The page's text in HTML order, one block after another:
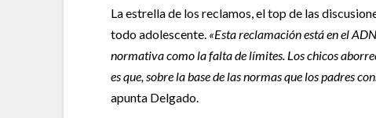
La estrella de los reclamos, el top de las
todo adolescente. «Esta reclamación está en el
normativa como la falta de límites. Los chicos
es que, sobre la base de las normas que los padres
apunta Delgado.